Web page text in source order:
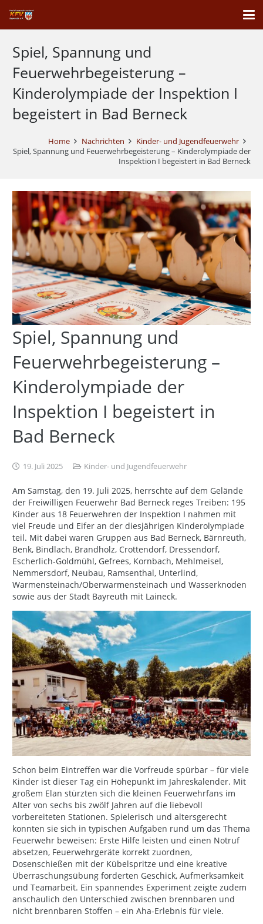
Spiel, Spannung und
Feuerwehrbegeisterung –
Kinderolympiade der Inspektion I
begeistert in Bad Berneck
Home Nachrichten
Kinder- und Jugendfeuerwehr
Spiel, Spannung und Feuerwehrbegeisterung – Kinderolympiade der
Inspektion I begeistert in Bad Berneck
Spiel, Spannung und
Feuerwehrbegeisterung –
Kinderolympiade der
Inspektion I begeistert in
Bad Berneck
19. Juli 2025 Kinder- und Jugendfeuerwehr
Am Samstag, den 19. Juli 2025, herrschte auf dem Gelände
der Freiwilligen Feuerwehr Bad Berneck reges Treiben: 195
Kinder aus 18 Feuerwehren der Inspektion I nahmen mit
viel Freude und Eifer an der diesjährigen Kinderolympiade
teil. Mit dabei waren Gruppen aus Bad Berneck, Bärnreuth,
Benk, Bindlach, Brandholz, Crottendorf, Dressendorf,
Escherlich-Goldmühl, Gefrees, Kornbach, Mehlmeisel,
Nemmersdorf, Neubau, Ramsenthal, Unterlind,
Warmensteinach/Oberwarmensteinach und Wasserknoden
sowie aus der Stadt Bayreuth mit Laineck.
Schon beim Eintreffen war die Vorfreude spürbar – für viele
Kinder ist dieser Tag ein Höhepunkt im Jahreskalender. Mit
großem Elan stürzten sich die kleinen Feuerwehrfans im
Alter von sechs bis zwölf Jahren auf die liebevoll
vorbereiteten Stationen. Spielerisch und altersgerecht
konnten sie sich in typischen Aufgaben rund um das Thema
Feuerwehr beweisen: Erste Hilfe leisten und einen Notruf
absetzen, Feuerwehrgeräte korrekt zuordnen,
Dosenschießen mit der Kübelspritze und eine kreative
Überraschungsübung forderten Geschick, Aufmerksamkeit
und Teamarbeit. Ein spannendes Experiment zeigte zudem
anschaulich den Unterschied zwischen brennbaren und
nicht brennbaren Stoffen – ein Aha-Erlebnis für viele.